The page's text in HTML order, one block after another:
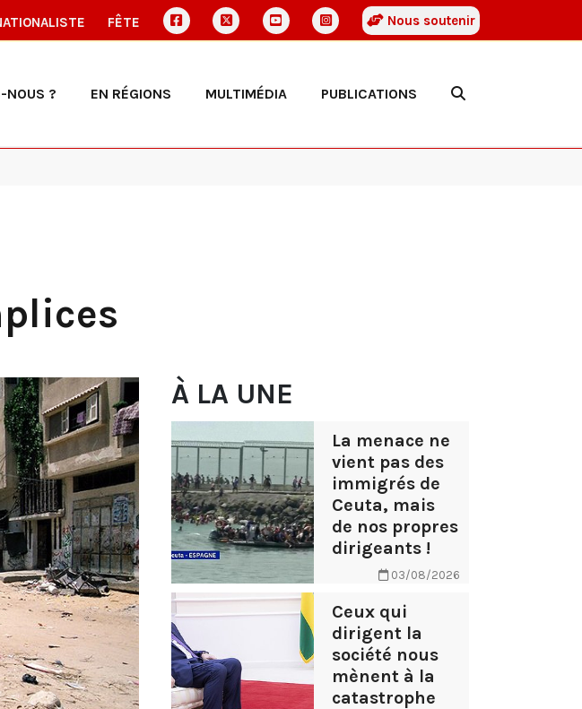
FÊTE Nous soutenir
NOUS ? EN RÉGIONS MULTIMÉDIA PUBLICATIONS
À LA UNE
La menace ne
vient pas des
immigrés de
Ceuta, mais
de nos propres
dirigeants !
03/08/2026
Ceux qui
dirigent la
société nous
mènent à la
catastrophe